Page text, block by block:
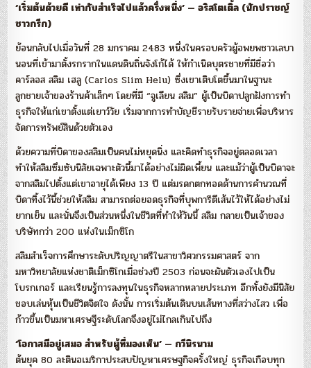
‘เริ่มต้นด้วยดี เท่ากับสำเร็จไปแล้วครึ่งหนึ่ง’ — อริสโตเติ้ล (นักปราชญ์
ชาวกรีก)
ย้อนกลับไปเมื่อวันที่ 28 มกราคม 2483 หนึ่งในครอบครัวผู้อพยพชาวเลบา
นอนที่เข้ามาตั้งรกรากในแดนดินถิ่นจังโก้ได้ ให้กำเนิดบุตรชายที่มีชื่อว่า
คาร์ลอส สลิม เฮลู (Carlos Slim Helu) ซึ่งเขาเติบโตขึ้นมาในฐานะ
ลูกชายเจ้าของร้านค้าเล็กๆ โดยที่มี “จูเลียน สลิม” ผู้เป็นบิดาปลูกฝังการทำ
ธุรกิจให้แก่เขาตั้งแต่เยาว์วัย เริ่มจากการทำบัญชีรายรับรายจ่ายเพื่อบริหาร
จัดการทรัพย์สินด้วยตัวเอง
ด้วยความที่บิดาของสลิมเป็นคนไม่หยุดนิ่ง และคิดทำธุรกิจอยู่ตลอดเวลา
ทำให้สลิมซึมซับนิสัยเฉพาะตัวนี้มาได้อย่างไม่ผิดเพี้ยน และแม้ว่าผู้เป็นบิดาจะ
จากสลิมไปตั้งแต่เขาอายุได้เพียง 13 ปี แต่มรดกตกทอดด้านการคำนวณที่
บิดาทิ้งไว้นี้ช่วยให้สลิม สามารถต่อยอดธุรกิจที่บุพการีตีเส้นไว้ให้ได้อย่างไม่
ยากเย็น และนั่นจึงเป็นส่วนหนึ่งในชีวิตที่ทำให้วันนี้ สลิม กลายเป็นเจ้าของ
บริษัทกว่า 200 แห่งในเม็กซิโก
สลิมสำเร็จการศึกษาระดับปริญญาตรีในสาขาวิศวกรรมศาสตร์ จาก
มหาวิทยาลัยแห่งชาติเม็กซิโกเมื่อช่วงปี 2503 ก่อนจะผันตัวเองไปเป็น
โบรกเกอร์ และเรียนรู้การลงทุนในธุรกิจหลากหลายประเภท อีกทั้งยังมีนิสัย
ชอบเล่นหุ้นเป็นชีวิตจิตใจ ดังนั้น การเริ่มต้นเดินบนเส้นทางที่สว่างไสว เพื่อ
ก้าวขึ้นเป็นมหาเศรษฐีระดับโลกจึงอยู่ไม่ไกลเกินไปถึง
‘โอกาสมีอยู่เสมอ สำหรับผู้ที่มองเห็น’ — กวีนิรนาม
ต้นยุค 80 ละตินอเมริกาประสบปัญหาเศรษฐกิจครั้งใหญ่ ธุรกิจเกือบทุก